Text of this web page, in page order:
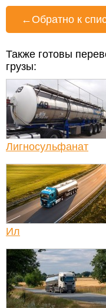
← Обратно к
Также готовы
грузы:
Лигносульфанат
Ил